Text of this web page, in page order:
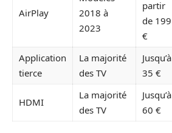
AirPlay
2018 à
2023
partir
de 199
€
Application
tierce
La majorité
des TV
Jusqu’à
35 €
HDMI
La majorité
des TV
Jusqu’à
60 €